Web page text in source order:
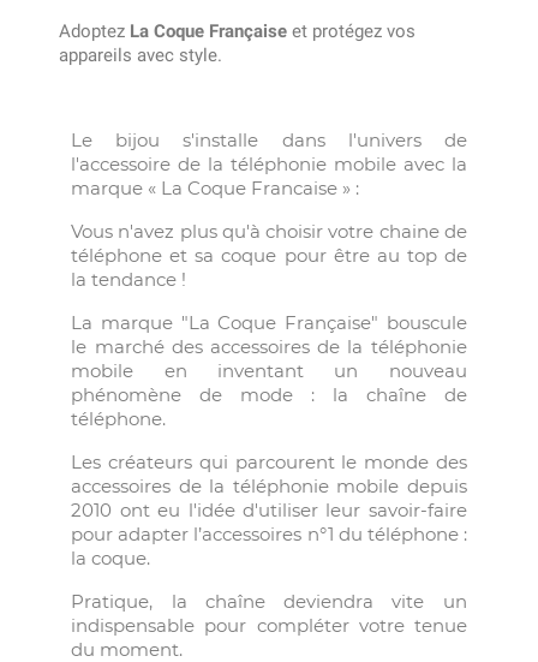
Adoptez La Coque Française et protégez vos
appareils avec style.
Le bijou s'installe dans l'univers de
l'accessoire de la téléphonie mobile avec la
marque « La Coque Francaise » :
Vous n'avez plus qu'à choisir votre chaine de
téléphone et sa coque pour être au top de
la tendance !
La marque "La Coque Française" bouscule
le marché des accessoires de la téléphonie
mobile en inventant un nouveau
phénomène de mode : la chaîne de
téléphone.
Les créateurs qui parcourent le monde des
accessoires de la téléphonie mobile depuis
2010 ont eu l'idée d'utiliser leur savoir-faire
pour adapter l’accessoires n°1 du téléphone :
la coque.
Pratique, la chaîne deviendra vite un
indispensable pour compléter votre tenue
du moment.